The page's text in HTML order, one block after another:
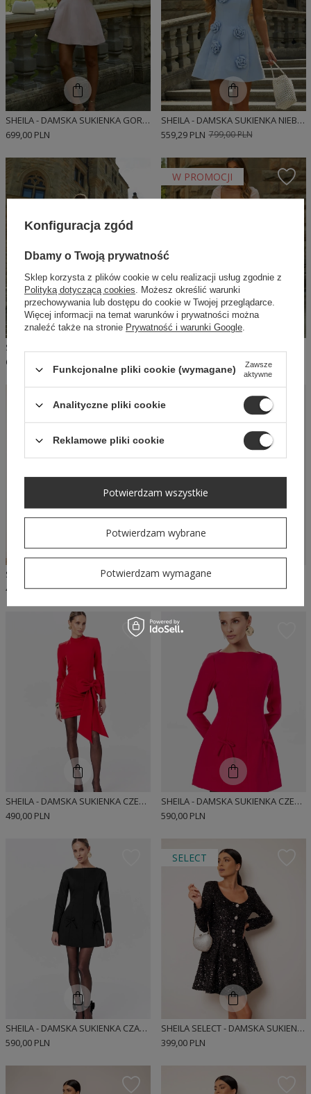
SHEILA - DAMSKA SUKIENKA GORSETOWA RÓŻOWA MINI 'CELINE'
699,00 PLN
SHEILA - DAMSKA SUKIENKA NIEBIESKA Z RÓŻAMI MINI 'RIVIERA'
799,00 PLN
559,29 PLN
699,00 PLN
W PROMOCJI
569,00 PLN
SHEILA - DAMSKA SUKIENKA CZARNA KORONKOWA WIECZOROWA MIDI 'AMUSE'
469,00 PLN
390,00 PLN
SHEILA - DAMSKA SUKIENKA CZERWONA Z ODPINANĄ KOKARDĄ I DŁUGIM RĘKAWEM MINI 'VALENTINA'
490,00 PLN
SHEILA - DAMSKA SUKIENKA CZERWONA MINI Z DŁUGIMI RĘKAWAMI 'ELIJA'
590,00 PLN
SHEILA - DAMSKA SUKIENKA CZARNA MINI Z DŁUGIMI RĘKAWAMI 'NELINDA'
590,00 PLN
SELECT
SHEILA SELECT - DAMSKA SUKIENKA Z CZARNYMI CEKINAMI MINI 'JILL'
399,00 PLN
Konfiguracja zgód
Dbamy o Twoją prywatność
Sklep korzysta z plików cookie w celu realizacji usług zgodnie z
Polityką dotyczącą cookies. Możesz określić warunki
przechowywania lub dostępu do cookie w Twojej przeglądarce.
Więcej informacji na temat warunków i prywatności można
znaleźć także na stronie Prywatność i warunki Google.
Funkcjonalne pliki cookie (wymagane)
Zawsze
aktywne
Analityczne pliki cookie
Reklamowe pliki cookie
Potwierdzam wybrane
Potwierdzam wymagane
Potwierdzam wszystkie